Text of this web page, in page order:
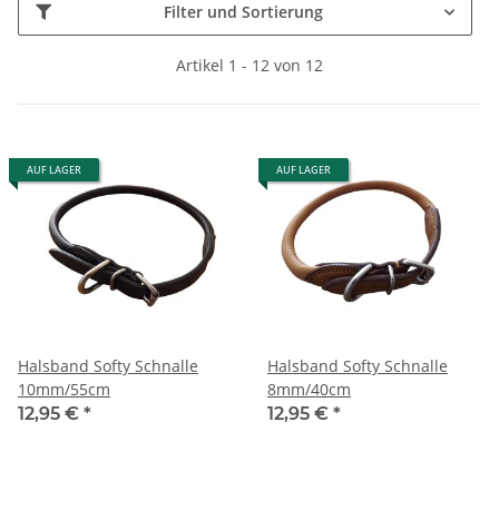
Filter und Sortierung
Artikel 1 - 12 von 12
AUF LAGER
Halsband Softy Schnalle
10mm/55cm
12,95 € *
AUF LAGER
Halsband Softy Schnalle
8mm/40cm
12,95 € *